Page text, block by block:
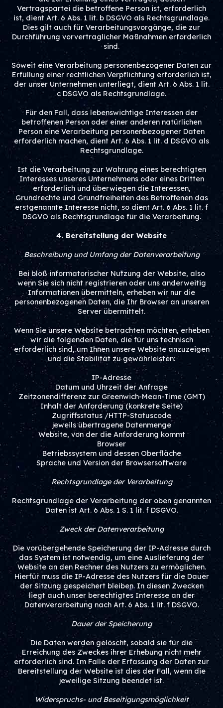
Vertragspartei die betroffene Person ist, erforderlich
ist, dient Art. 6 Abs. 1 lit. b DSGVO als Rechtsgrundlage.
Dies gilt auch für Verarbeitungsvorgänge, die zur
Durchführung vorvertraglicher Maßnahmen erforderlich
sind.
Soweit eine Verarbeitung personenbezogener Daten zur
Erfüllung einer rechtlichen Verpflichtung erforderlich ist,
der unser Unternehmen unterliegt, dient Art. 6 Abs. 1 lit.
c DSGVO als Rechtsgrundlage.
Für den Fall, dass lebenswichtige Interessen der
betroffenen Person oder einer anderen natürlichen
Person eine Verarbeitung personenbezogener Daten
erforderlich machen, dient Art. 6 Abs. 1 lit. d DSGVO als
Rechtsgrundlage.
Ist die Verarbeitung zur Wahrung eines berechtigten
Interesses unseres Unternehmens oder eines Dritten
erforderlich und überwiegen die Interessen,
Grundrechte und Grundfreiheiten des Betroffenen das
erstgenannte Interesse nicht, so dient Art. 6 Abs. 1 lit. f
DSGVO als Rechtsgrundlage für die Verarbeitung.
4. Bereitstellung der Website
Beschreibung und Umfang der Datenverarbeitung
Bei bloß informatorischer Nutzung der Website, also
wenn Sie sich nicht registrieren oder uns anderweitig
Informationen übermitteln, erheben wir nur die
personenbezogenen Daten, die Ihr Browser an unseren
Server übermittelt.
Wenn Sie unsere Website betrachten möchten, erheben
wir die folgenden Daten, die für uns technisch
erforderlich sind, um Ihnen unsere Website anzuzeigen
und die Stabilität zu gewährleisten:
IP-Adresse
Datum und Uhrzeit der Anfrage
Zeitzonendifferenz zur Greenwich-Mean-Time (GMT)
Inhalt der Anforderung (konkrete Seite)
Zugriffsstatus /HTTP-Statuscode
jeweils übertragene Datenmenge
Website, von der die Anforderung kommt
Browser
Betriebssystem und dessen Oberfläche
Sprache und Version der Browsersoftware
Rechtsgrundlage der Verarbeitung
Rechtsgrundlage der Verarbeitung der oben genannten
Daten ist Art. 6 Abs. 1 S. 1 lit. f DSGVO.
Zweck der Datenverarbeitung
Die vorübergehende Speicherung der IP-Adresse durch
das System ist notwendig, um eine Auslieferung der
Website an den Rechner des Nutzers zu ermöglichen.
Hierfür muss die IP-Adresse des Nutzers für die Dauer
der Sitzung gespeichert bleiben. In diesen Zwecken
liegt auch unser berechtigtes Interesse an der
Datenverarbeitung nach Art. 6 Abs. 1 lit. f DSGVO.
Dauer der Speicherung
Die Daten werden gelöscht, sobald sie für die
Erreichung des Zweckes ihrer Erhebung nicht mehr
erforderlich sind. Im Falle der Erfassung der Daten zur
Bereitstellung der Website ist dies der Fall, wenn die
jeweilige Sitzung beendet ist.
Widerspruchs- und Beseitigungsmöglichkeit